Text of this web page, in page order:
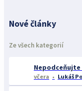
Nové články
Ze všech kategorií
včera Lukáš